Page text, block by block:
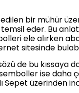
bir mühür
eder. Bu
ele alırken
sitesinde
de bu kıssaya
semboller ise
Sepet üzerinden